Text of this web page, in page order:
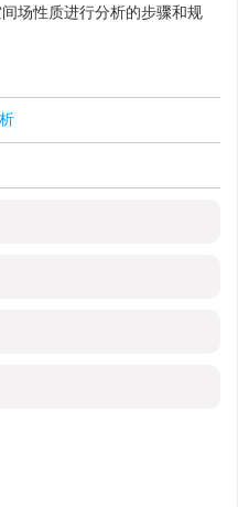
场性质进行分析的步骤和规